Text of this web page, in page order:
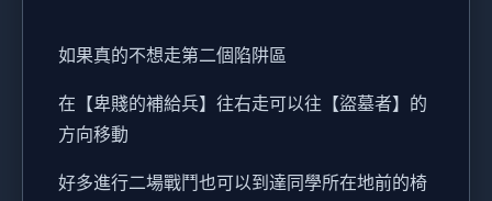
如果真的不想走第二個陷阱區
在【卑賤的補給兵】往右走可以往【盜墓者】的
方向移動
好多進行二場戰鬥也可以到達同學所在地前的椅